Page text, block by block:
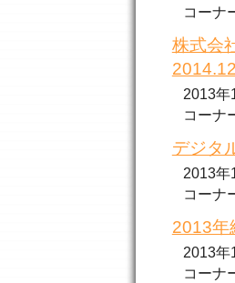
コーナ
株式会
2013年
コーナ
デジタ
2013年
コーナ
2013年
2013年
コーナ